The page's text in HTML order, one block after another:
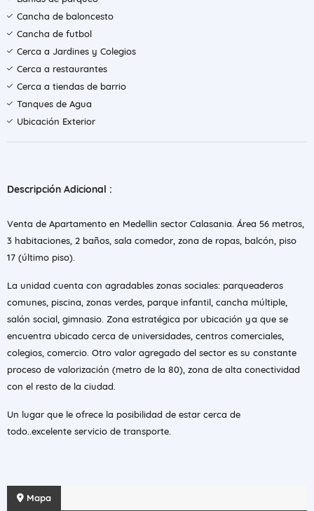
Cancha de baloncesto
Cancha de futbol
Cerca a Jardines y Colegios
Cerca a restaurantes
Cerca a tiendas de barrio
Tanques de Agua
Ubicación Exterior
Descripción Adicional :
Venta de Apartamento en Medellin sector Calasania. Área 56 metros,
3 habitaciones, 2 baños, sala comedor, zona de ropas, balcón, piso
17 (último piso).
La unidad cuenta con agradables zonas sociales: parqueaderos
comunes, piscina, zonas verdes, parque infantil, cancha múltiple,
salón social, gimnasio. Zona estratégica por ubicación ya que se
encuentra ubicado cerca de universidades, centros comerciales,
colegios, comercio. Otro valor agregado del sector es su constante
proceso de valorización (metro de la 80), zona de alta conectividad
con el resto de la ciudad.
Un lugar que le ofrece la posibilidad de estar cerca de
todo..excelente servicio de transporte.
Mapa